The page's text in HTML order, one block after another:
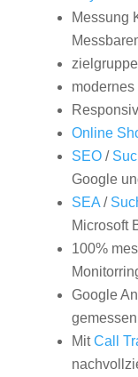
Messung
Online
SEO/
Google
SEA/
Microsoft
100%
Google
gemessen
MitCall